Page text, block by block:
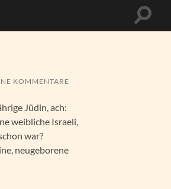
KOMMENTARE
Jüdin, ach:
weibliche Israeli,
war?
neugeborene